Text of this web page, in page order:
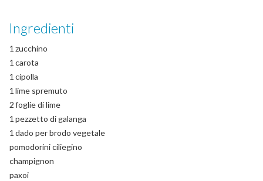
Ingredienti
1 zucchino
1 carota
1 cipolla
1 lime spremuto
2foglie di lime
1 pezzetto di galanga
1 dado per brodo vegetale
pomodorini ciliegino
champignon
paxoi